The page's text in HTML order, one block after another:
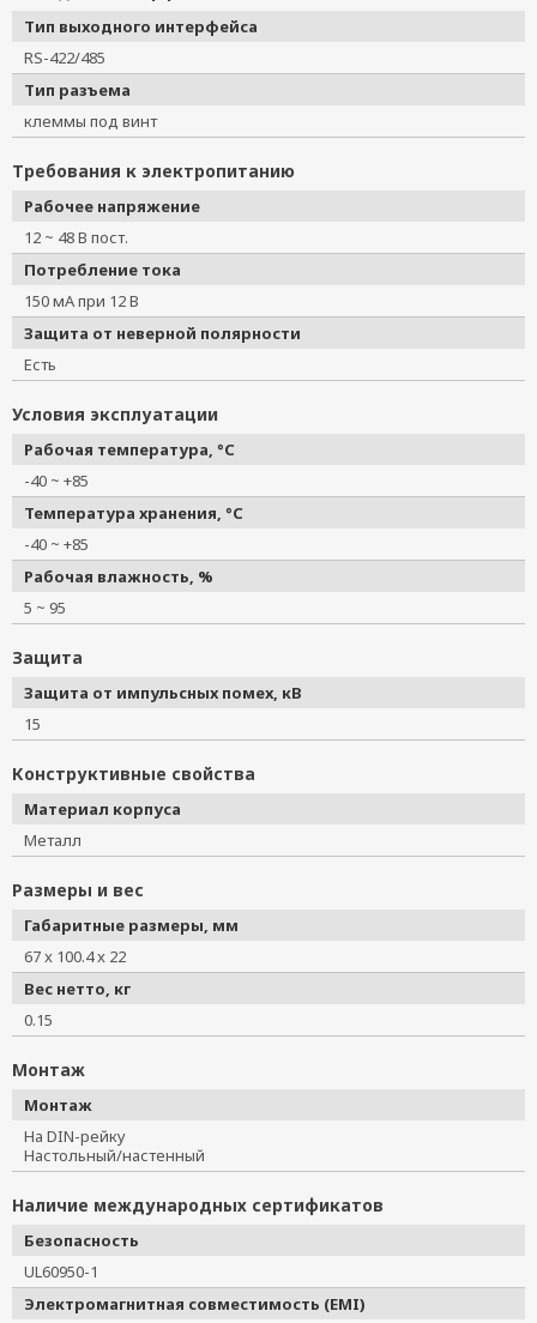
Тип выходного интерфейса
RS-422/485
Тип разъема
клеммы под винт
Требования к электропитанию
Рабочее напряжение
12 ~ 48 В пост.
Потребление тока
150 мА при 12 В
Защита от неверной полярности
Есть
Условия эксплуатации
Рабочая температура, °C
-40 ~ +85
Температура хранения, °C
-40 ~ +85
Рабочая влажность, %
5 ~ 95
Защита
Защита от импульсных помех, кВ
15
Конструктивные свойства
Материал корпуса
Металл
Размеры и вес
Габаритные размеры, мм
67 x 100.4 x 22
Вес нетто, кг
0.15
Монтаж
Монтаж
На DIN-рейку
Настольный/настенный
Наличие международных сертификатов
Безопасность
UL60950-1
Электромагнитная совместимость (EMI)